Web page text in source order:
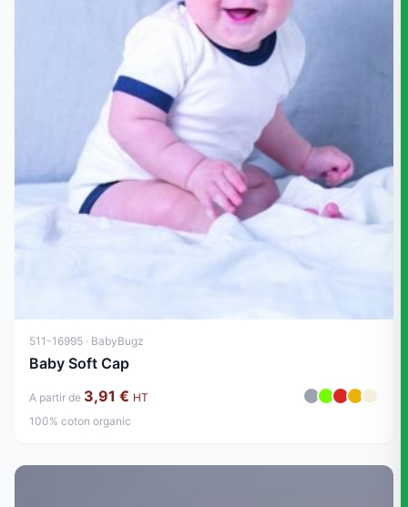
511-16995 · BabyBugz
Baby Soft Cap
A partir de 3,91 € HT
100% coton organic